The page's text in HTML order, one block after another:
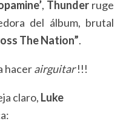
, Thunder ruge
del álbum, brutal
The Nation”.
hacerairguitar!!!
claro, Luke